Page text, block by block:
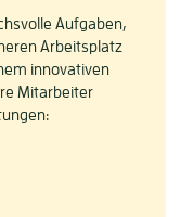
Aufgaben,
Arbeitsplatz
innovativen
Mitarbeiter